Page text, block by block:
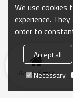
ホームページ
We use cookies
experience.
order to
Accept all
Necessary